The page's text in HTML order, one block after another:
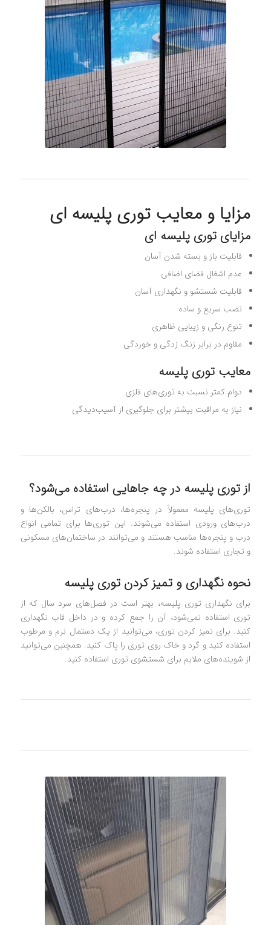
مزایا و معایب توری پلیسه ای
مزایای توری پلیسه ای
قابلیت باز و بسته شدن آسان
عدم اشغال فضای اضافی
قابلیت شستشو و نگهداری آسان
نصب سریع و ساده
تنوع رنگی و زیبایی ظاهری
مقاوم در برابر زنگ زدگی و خوردگی
معایب توری پلیسه
دوام کمتر نسبت به توری‌های فلزی
نیاز به مراقبت بیشتر برای جلوگیری از آسیب‌دیدگی
از توری پلیسه در چه جاهایی استفاده می‌شود؟
توری‌های پلیسه معمولاً در پنجره‌ها، درب‌های تراس، بالکن‌ها و
درب‌های ورودی استفاده می‌شوند. این توری‌ها برای تمامی انواع
درب و پنجره‌ها مناسب هستند و می‌توانند در ساختمان‌های مسکونی
و تجاری استفاده شوند.
نحوه نگهداری و تمیز کردن توری پلیسه
برای نگهداری توری پلیسه، بهتر است در فصل‌های سرد سال که از
توری استفاده نمی‌شود، آن را جمع کرده و در داخل قاب نگهداری
کنید. برای تمیز کردن توری، می‌توانید از یک دستمال نرم و مرطوب
استفاده کنید و گرد و خاک روی توری را پاک کنید. همچنین می‌توانید
از شوینده‌های ملایم برای شستشوی توری استفاده کنید.